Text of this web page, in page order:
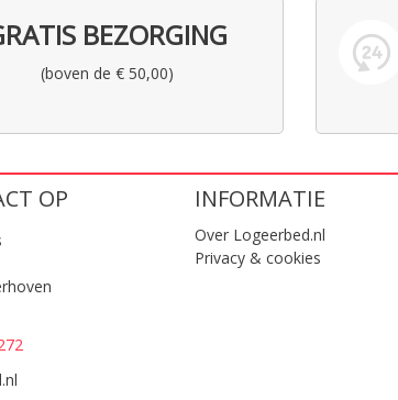
BEZORGING
(boven de € 50,00)
OP INFORMATIE
Over Logeerbed.nl
Privacy & cookies